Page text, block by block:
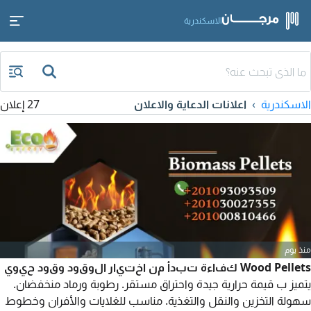
الاسكندرية
الاسكندرية اعلانات الدعاية والاعلان 27 إعلان
منذ يوم
Wood Pellets كفاءة تبدأ من اختيار الوقود وقود حيوي
يتميز ب قيمة حرارية جيدة واحتراق مستقر. رطوبة ورماد منخفضان.
سهولة التخزين والنقل والتغذية. مناسب للغلايات والأفران وخطوط